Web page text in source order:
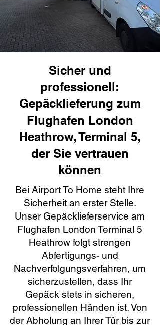
Sicher und
professionell:
Gepäcklieferung zum
Flughafen London
Heathrow, Terminal 5,
der Sie vertrauen
können
Bei Airport To Home steht Ihre
Sicherheit an erster Stelle.
Unser Gepäcklieferservice am
Flughafen London Terminal 5
Heathrow folgt strengen
Abfertigungs- und
Nachverfolgungsverfahren, um
sicherzustellen, dass Ihr
Gepäck stets in sicheren,
professionellen Händen ist. Von
der Abholung an Ihrer Tür bis zur